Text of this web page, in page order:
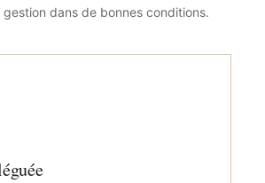
dans de bonnes conditions.